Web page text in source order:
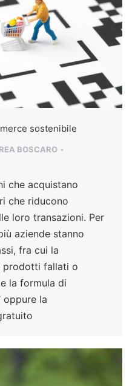
sostenibile
BOSCARO
che acquistano
che riducono
loro transazioni. Per
aziende stanno
fra cui la
prodotti fallati o
la formula di
oppure la